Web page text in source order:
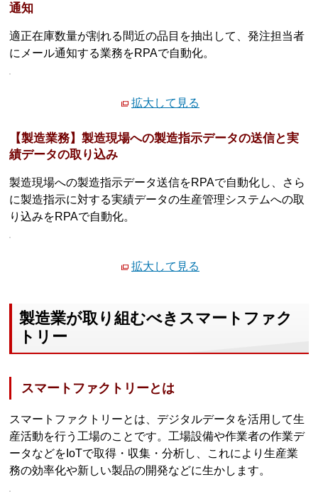
通知
適正在庫数量が割れる間近の品目を抽出して、発注担当者
にメール通知する業務をRPAで自動化。
拡大して見る
【製造業務】製造現場への製造指示データの送信と実
績データの取り込み
製造現場への製造指示データ送信をRPAで自動化し、さら
に製造指示に対する実績データの生産管理システムへの取
り込みをRPAで自動化。
拡大して見る
製造業が取り組むべきスマートファク
トリー
スマートファクトリーとは
スマートファクトリーとは、デジタルデータを活用して生
産活動を行う工場のことです。工場設備や作業者の作業デ
ータなどをIoTで取得・収集・分析し、これにより生産業
務の効率化や新しい製品の開発などに生かします。